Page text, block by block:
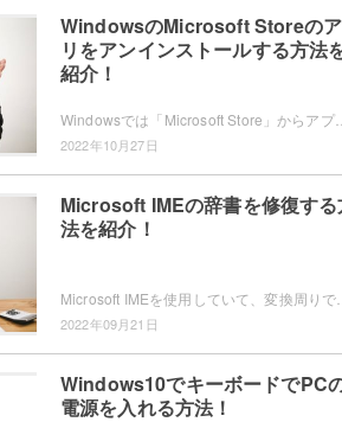
WindowsのMicrosoft Storeの
リをアンインストールする方法
紹介！
Windowsでは「Microsoft Store」からアプリを入手することができま
2022年10月27日
Microsoft IMEの辞書を修復す
法を紹介！
2022年09月21日
Windows10でキーボードでPC
電源を入れる方法！